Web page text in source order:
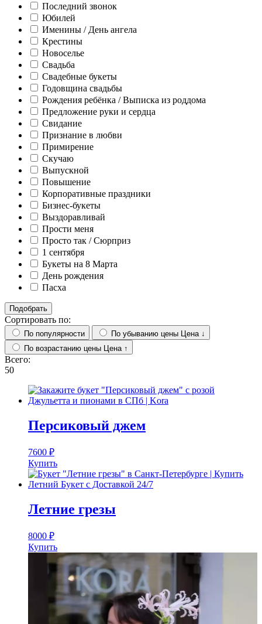
Последний звонок
Юбилей
Именины / День ангела
Крестины
Новоселье
Свадьба
Свадебные букеты
Годовщина свадьбы
Рождения ребёнка / Выписка из роддома
Предложение руки и сердца
Свидание
Признание в любви
Примирение
Скучаю
Выпускной
Повышение
Корпоративные праздники
Бизнес-букеты
Выздоравливай
Прости меня
Просто так / Сюрприз
1 сентября
Букеты на 8 Марта
День рождения
Пасха
Подобрать
Сортировать по:
По популярности По убыванию цены
Цена ↓
По возрастанию цены
Цена ↑
Всего:
50
Персиковый джем
7600 ₽
Купить
Летние грезы
8000 ₽
Купить